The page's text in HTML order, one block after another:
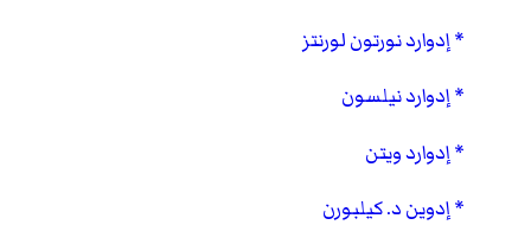
إدوارد نورتون لورنتز
إدوارد نيلسون
إدوارد ويتن
إدوين د. كيلبورن